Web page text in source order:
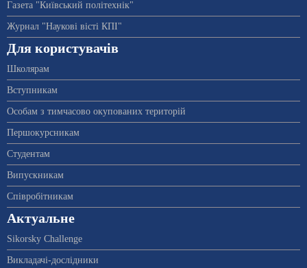
Газета "Київський політехнік"
Журнал "Наукові вісті КПІ"
Для користувачів
Школярам
Вступникам
Особам з тимчасово окупованих територій
Першокурсникам
Студентам
Випускникам
Співробітникам
Актуальне
Sikorsky Challenge
Викладачі-дослідники